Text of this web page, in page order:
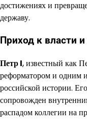
достижениях и
державу.
Приход к власти
Петр I, известный как
реформатором и одним
российской истории.
сопровожден
распадом коллегии на